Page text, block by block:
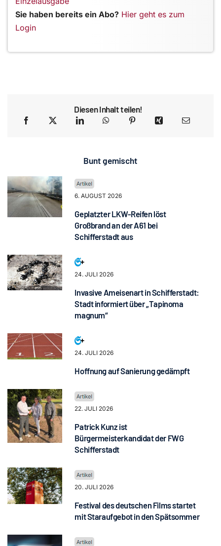
Sie haben bereits ein Abo? Hier geht es zum
Login
Diesen Inhalt teilen!
Bunt gemischt
6. AUGUST 2026
Geplatzter LKW-Reifen löst
Großbrand an der A61 bei
Schifferstadt aus
24. JULI 2026
Invasive Ameisenart in Schifferstadt:
Stadt informiert über „Tapinoma
magnum“
24. JULI 2026
Hoffnung auf Sanierung gedämpft
22. JULI 2026
Patrick Kunz ist
Bürgermeisterkandidat der FWG
Schifferstadt
20. JULI 2026
Festival des deutschen Films startet
mit Staraufgebot in den Spätsommer